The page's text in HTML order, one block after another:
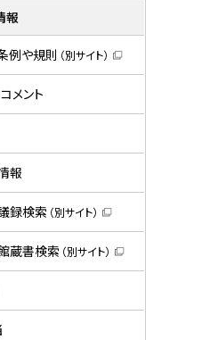
報
例や規則 （別サイト）
新
ィ
ウ
き
ま
す
）
メント
報
録検索 （別サイト）
新
規
ウ
ィ
ウ
蔵書検索 （別サイト）
新
ィ